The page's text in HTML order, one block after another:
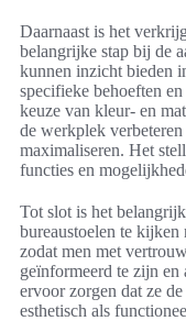
Daarnaast is het
belangrijke stap bij de
kunnen inzicht bieden
specifieke behoeften
keuze van kleur- en
de werkplek
maximaliseren. Het
functies en
Tot slot is het
bureaustoelen te kijken
zodat men met
geïnformeerd te zijn
ervoor zorgen dat ze
esthetisch als